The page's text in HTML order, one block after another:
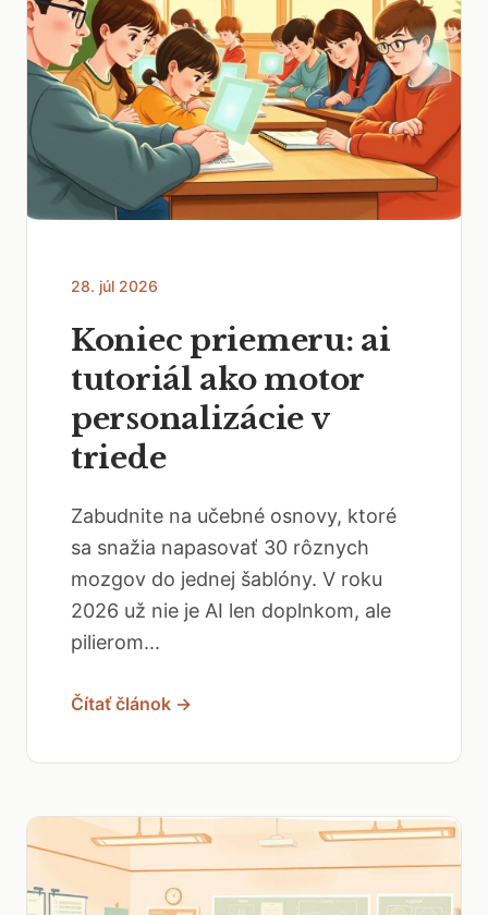
28. júl 2026
Koniec priemeru: ai
tutoriál ako motor
personalizácie v
triede
Zabudnite na učebné osnovy, ktoré
sa snažia napasovať 30 rôznych
mozgov do jednej šablóny. V roku
2026 už nie je AI len doplnkom, ale
pilierom...
Čítať článok →